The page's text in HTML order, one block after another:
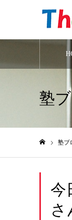
塾
塾ブ
今
さ